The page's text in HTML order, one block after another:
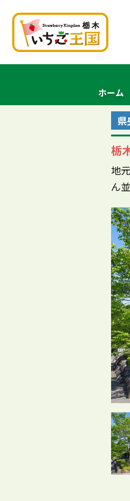
ホーム
栃
地
ん